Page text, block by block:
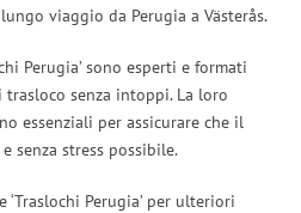
viaggio da Perugia a Västerås.
Perugia’ sono esperti e formati
senza intoppi. La loro
essenziali per assicurare che il
senza stress possibile.
Perugia’ per ulteriori